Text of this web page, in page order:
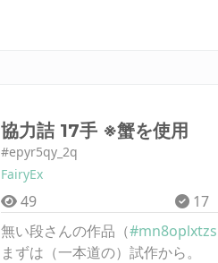
協力詰 17手 ※蟹を使用
#epyr5qy_2q
FairyEx
49 17
無い段さんの作品（#mn8oplxtzs
まずは（一本道の）試作から。